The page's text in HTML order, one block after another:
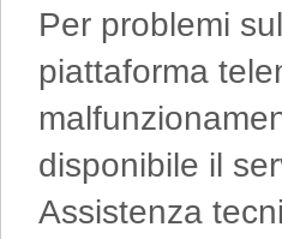
Per problemi
piattaforma
disponibile il
Assistenza